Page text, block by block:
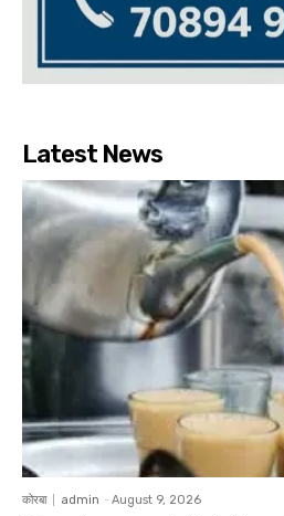
Latest News
कोरबा admin - August 9, 2026